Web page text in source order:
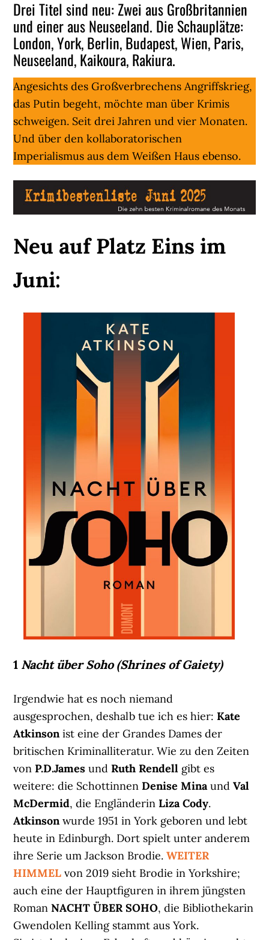
Drei Titel sind neu: Zwei aus Großbritannien
und einer aus Neuseeland. Die Schauplätze:
London, York, Berlin, Budapest, Wien, Paris,
Neuseeland, Kaikoura, Rakiura.
Angesichts des Großverbrechens Angriffskrieg,
das Putin begeht, möchte man über Krimis
schweigen. Seit drei Jahren und vier Monaten.
Und über den kollaboratorischen
Imperialismus aus dem Weißen Haus ebenso.
Neu auf Platz Eins im
Juni:
1 Nacht über Soho (Shrines of Gaiety)
Irgendwie hat es noch niemand
ausgesprochen, deshalb tue ich es hier:Kate
Atkinsonist eine der Grandes Dames der
britischen Kriminalliteratur. Wie zu den Zeiten
vonP.D.James undRuth Rendell gibt es
weitere: die SchottinnenDenise MinaundVal
McDermid, die EngländerinLiza Cody.
Atkinsonwurde 1951 in York geboren und lebt
heute in Edinburgh. Dort spielt unter anderem
ihre Serie um Jackson Brodie.WEITER
HIMMEL von 2019 sieht Brodie in Yorkshire;
auch eine der Hauptfiguren in ihrem jüngsten
RomanNACHT ÜBER SOHO, die Bibliothekarin
Gwendolen Kelling stammt aus York.